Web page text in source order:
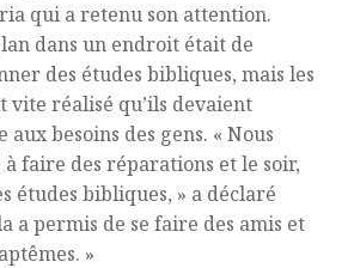
qui a retenu son attention.
dans un endroit était de
des études bibliques, mais les
vite réalisé qu’ils devaient
aux besoins des gens. « Nous
à faire des réparations et le soir,
études bibliques, » a déclaré
a permis de se faire des amis et
»